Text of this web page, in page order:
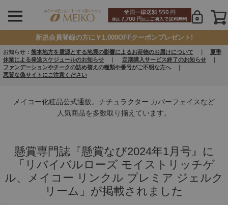
新規会員登録の方に￥1,000OFFクーポンプレゼント!
お知らせ： 熊本地方を震源とする地震の影響によるお荷物のお届けについて ｜ 夏季
休業による発送スケジュールのお知らせ ｜ 定期購入サービス終了のお知らせ ｜
ファンデーションやチークの詰め替えの種類や番号がご不明な方へ ｜
悪質な偽サイトにご注意ください
メイコー化粧品公式通販。ナチュラクター カバーフェイスなど
人気商品を多数取り揃えています。
懸賞専門誌『懸賞なび2024年1月号』に
「リバイバルローズ モイストリッチゲ
ル、メイコー リンクル プレミア ジェルク
リーム」が掲載されました